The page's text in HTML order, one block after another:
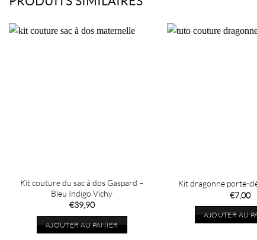
Kit couture du sac à dos Gaspard –
Bleu Indigo Vichy
€39,90
AJOUTER AU PANIER
Kit dragonne porte-
€7,00
AJOUTER AU